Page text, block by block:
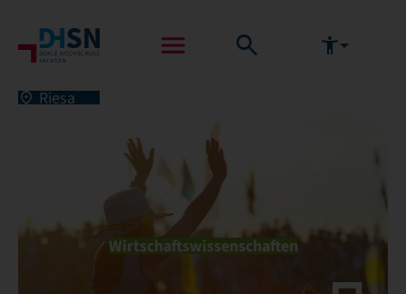
Riesa
Wirtschaftswissenschaften